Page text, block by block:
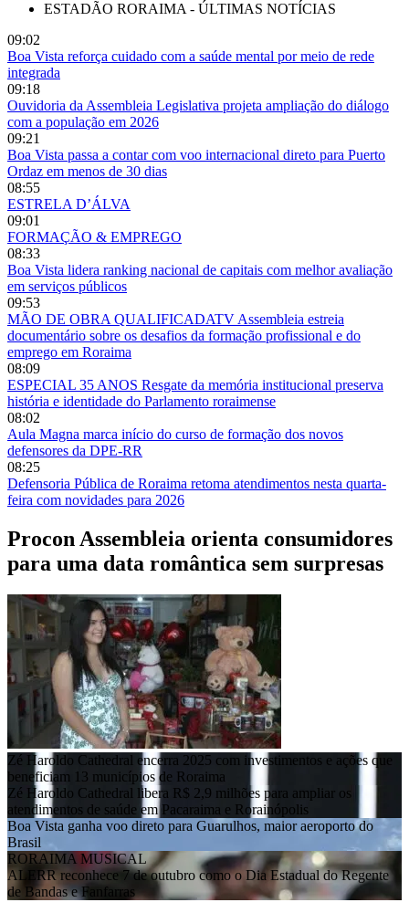
ESTADÃO RORAIMA - ÚLTIMAS NOTÍCIAS
09:02
Boa Vista reforça cuidado com a saúde mental por meio de rede
integrada
09:18
Ouvidoria da Assembleia Legislativa projeta ampliação do diálogo
com a população em 2026
09:21
Boa Vista passa a contar com voo internacional direto para Puerto
Ordaz em menos de 30 dias
08:55
ESTRELA D’ÁLVA
09:01
FORMAÇÃO & EMPREGO
08:33
Boa Vista lidera ranking nacional de capitais com melhor avaliação
em serviços públicos
09:53
MÃO DE OBRA QUALIFICADATV Assembleia estreia
documentário sobre os desafios da formação profissional e do
emprego em Roraima
08:09
ESPECIAL 35 ANOS Resgate da memória institucional preserva
história e identidade do Parlamento roraimense
08:02
Aula Magna marca início do curso de formação dos novos
defensores da DPE-RR
08:25
Defensoria Pública de Roraima retoma atendimentos nesta quarta-
feira com novidades para 2026
Procon Assembleia orienta consumidores
para uma data romântica sem surpresas
Zé Haroldo Cathedral encerra 2025 com investimentos e ações que
beneficiam 13 municípios de Roraima
Zé Haroldo Cathedral libera R$ 2,9 milhões para ampliar os
atendimentos de saúde em Pacaraima e Rorainópolis
Boa Vista ganha voo direto para Guarulhos, maior aeroporto do
Brasil
RORAIMA MUSICAL
ALERR reconhece 7 de outubro como o Dia Estadual do Regente
de Bandas e Fanfarras